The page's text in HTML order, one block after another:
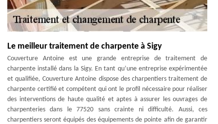
Le meilleur traitement de charpente à Sigy
Couverture Antoine est une grande entreprise de traitement de
charpente installé dans la Sigy. En tant qu’une entreprise expérimentée
et qualifiée, Couverture Antoine dispose des charpentiers traitement de
charpente certifié et compétent qui ont le profil nécessaire pour réaliser
des interventions de haute qualité et aptes à assurer les ouvrages de
charpenteries dans le 77520 sans crainte ni difficulté. Aussi, ces
charpentiers seront équipés des équipements de pointe afin de garantir